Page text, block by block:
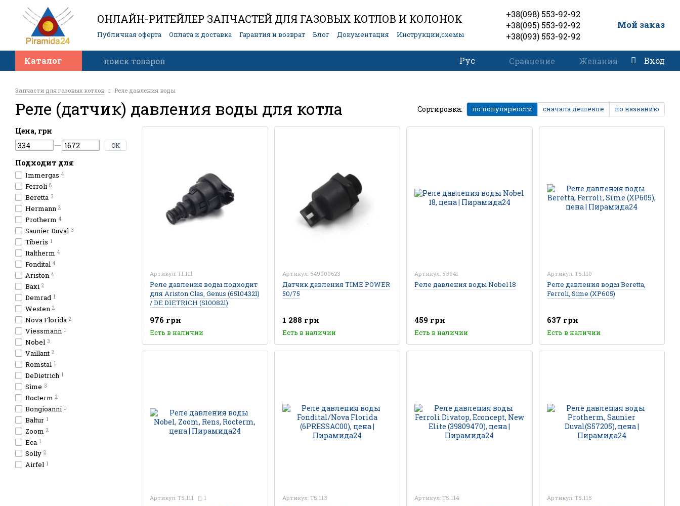
ОНЛАЙН-РИТЕЙЛЕР ЗАПЧАСТЕЙ ДЛЯ ГАЗОВЫХ КОТЛОВ И КОЛОНОК
Публичная оферта Оплата и доставка Гарантия и возврат Блог Документация
Инструкции,схемы
+38(098) 553-92-92
+38(095) 553-92-92
+38(093) 553-92-92
Мой заказ
Каталог Рус Сравнение Желания Вход
Запчасти для газовых котлов Реле давления воды
Реле (датчик) давления воды для котла Сортировка: по популярности сначала дешевле по названию
Артикул: T1.111
Реле давления воды подходит
для Ariston Clas, Genus (65104321)
/ DE DIETRICH (S100821)
976 грн
Есть в наличии
Артикул: 549000623
Датчик давления TIME POWER
50/75
1 288 грн
Есть в наличии
Артикул: 53941
Реле давления воды Nobel 18
459 грн
Есть в наличии
Артикул: T5.110
Реле давления воды Beretta,
Ferroli, Sime (XP605)
637 грн
Есть в наличии
Артикул: T5.111 1 Артикул: T5.113 Артикул: T5.114 Артикул: T5.115
Цена, грн
OK
Подходит для
Immergas 4
Ferroli 8
Beretta 3
Hermann 2
Protherm 4
Saunier Duval 3
Tiberis 1
Italtherm 4
Fondital 4
Ariston 4
Baxi 2
Demrad 1
Westen 2
Nova Florida 2
Viessmann 1
Nobel 3
Vaillant 2
Romstal 1
DeDietrich 1
Sime 3
Rocterm 2
Bongioanni 1
Baltur 1
Zoom 2
Eca 1
Solly 2
Airfel 1